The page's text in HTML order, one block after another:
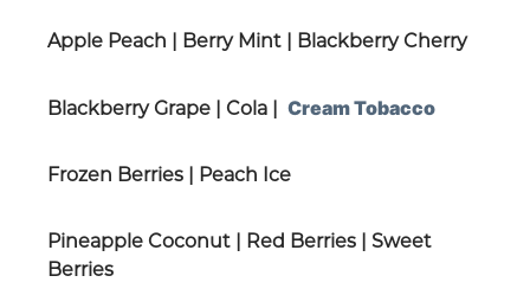
Apple Peach | Berry Mint | Blackberry Cherry
Blackberry Grape | Cola | Cream Tobacco
Frozen Berries | Peach Ice
Pineapple Coconut | Red Berries | Sweet
Berries